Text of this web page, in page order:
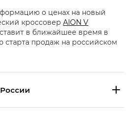
о ценах на новый
кроссовер AION V
в ближайшее время в
старта продаж на российском